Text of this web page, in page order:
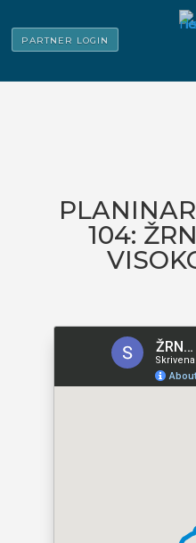
PARTNER LOGIN
104: